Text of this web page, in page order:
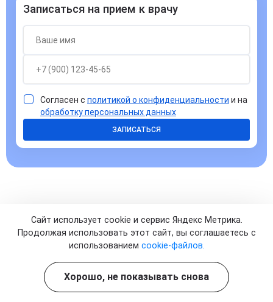
Записаться на прием к врачу
Согласен с политикой о конфиденциальности и на
обработку персональных данных
ЗАПИСАТЬСЯ
Ответы на часто задаваемые
вопросы
Сайт использует cookie и сервис Яндекс Метрика.
Продолжая использовать этот сайт, вы соглашаетесь с
использованием cookie-файлов.
Хорошо, не показывать снова